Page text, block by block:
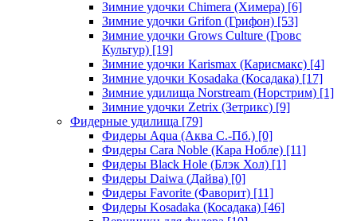
Зимние удочки Chimera (Химера) [6]
Зимние удочки Grifon (Грифон) [53]
Зимние удочки Grows Culture (Гровс
Культур) [19]
Зимние удочки Karismax (Карисмакс) [4]
Зимние удочки Kosadaka (Косадака) [17]
Зимние удилища Norstream (Норстрим) [1]
Зимние удочки Zetrix (Зетрикс) [9]
Фидерные удилища [79]
Фидеры Aqua (Аква С.-Пб.) [0]
Фидеры Cara Noble (Кара Нобле) [11]
Фидеры Black Hole (Блэк Хол) [1]
Фидеры Daiwa (Дайва) [0]
Фидеры Favorite (Фаворит) [11]
Фидеры Kosadaka (Косадака) [46]